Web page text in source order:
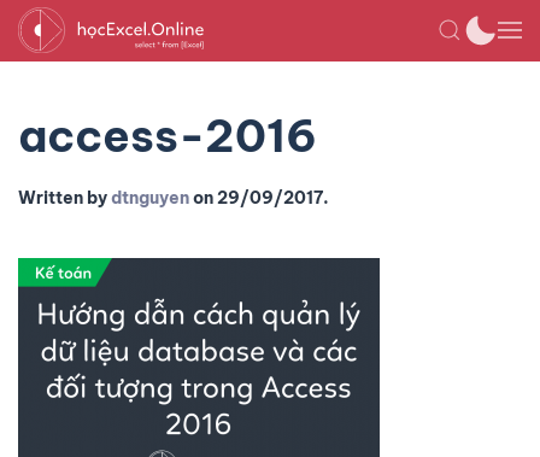
access-2016
Written bydtnguyenon29/09/2017.